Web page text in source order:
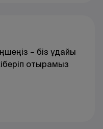
– біз ұдайы
отырамыз